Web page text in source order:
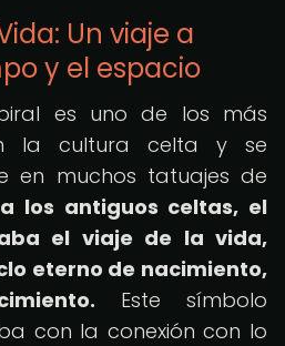
Un viaje a
y el espacio
es uno de los más
la cultura celta y se
en muchos tatuajes de
los antiguos celtas, el
el viaje de la vida,
eterno de nacimiento,
Este símbolo
con la conexión con lo